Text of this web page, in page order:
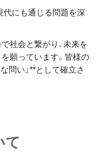
代にも通じる問題を深
社会と繋がり、未来を
願っています。皆様の
問い」**として確立さ
て